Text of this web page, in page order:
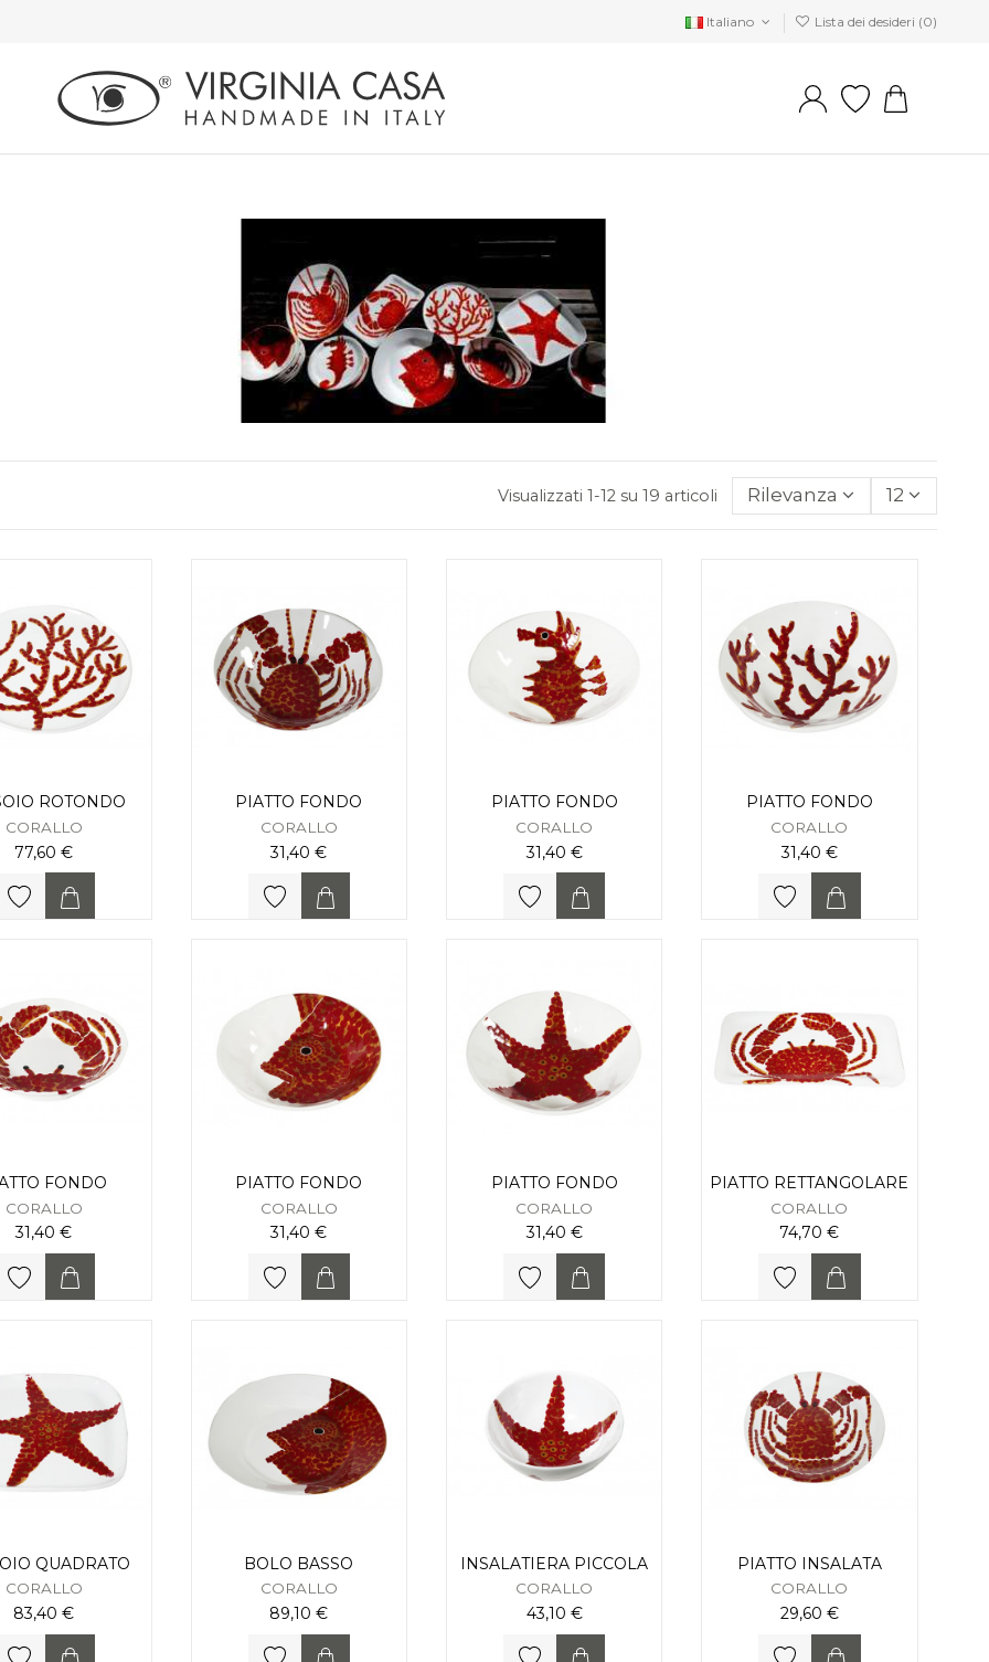
Italiano Lista dei desideri (0)
Visualizzati 1-12 su 19 articoli Rilevanza 12
ROTONDO
CORALLO
77,60 €
PIATTO FONDO
CORALLO
31,40 €
PIATTO FONDO
CORALLO
31,40 €
PIATTO FONDO
CORALLO
31,40 €
FONDO
CORALLO
31,40 €
PIATTO FONDO
CORALLO
31,40 €
PIATTO FONDO
CORALLO
31,40 €
PIATTO RETTANGOLARE
CORALLO
74,70 €
QUADRATO
CORALLO
83,40 €
BOLO BASSO
CORALLO
89,10 €
INSALATIERA PICCOLA
CORALLO
43,10 €
PIATTO INSALATA
CORALLO
29,60 €